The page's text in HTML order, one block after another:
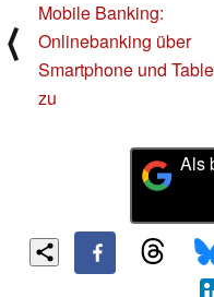
⟨
Mobile Banking:
Onlinebanking über
Smartphone und
zu
Als